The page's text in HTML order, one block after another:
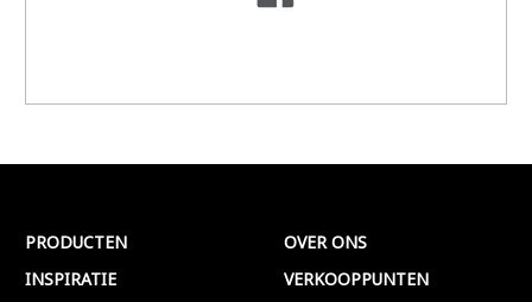
PRODUCTEN
INSPIRATIE
OVER ONS
VERKOOPPUNTEN